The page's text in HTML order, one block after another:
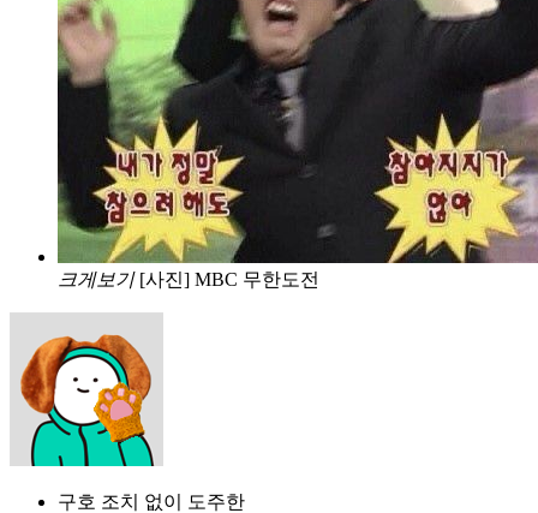
크게보기 [사진] MBC 무한도전
구호 조치 없이 도주한